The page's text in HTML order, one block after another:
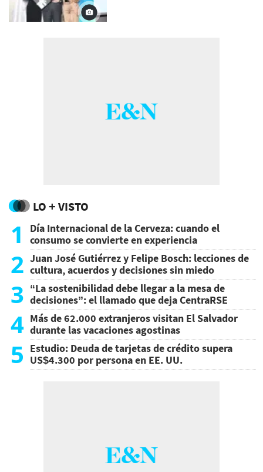
LO + VISTO
1
Día Internacional de la Cerveza: cuando el
consumo se convierte en experiencia
2 Juan José Gutiérrez y Felipe Bosch: lecciones de
cultura, acuerdos y decisiones sin miedo
3 “La sostenibilidad debe llegar a la mesa de
decisiones”: el llamado que deja CentraRSE
4 Más de 62.000 extranjeros visitan El Salvador
durante las vacaciones agostinas
5 Estudio: Deuda de tarjetas de crédito supera
US$4.300 por persona en EE. UU.